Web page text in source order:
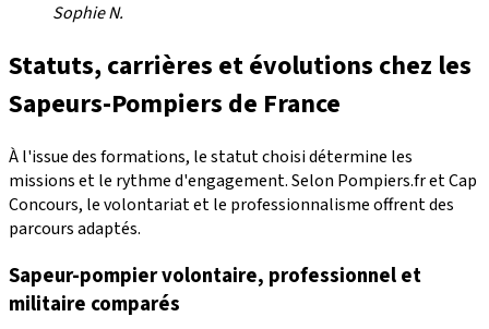
Sophie N.
Statuts, carrières et évolutions chez les
Sapeurs-Pompiers de France
À l'issue des formations, le statut choisi détermine les
missions et le rythme d'engagement. Selon Pompiers.fr et Cap
Concours, le volontariat et le professionnalisme offrent des
parcours adaptés.
Sapeur-pompier volontaire, professionnel et
militaire comparés